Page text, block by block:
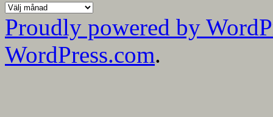
Alla
mina
bloggmånader
Proudly powered by
WordPress.com.